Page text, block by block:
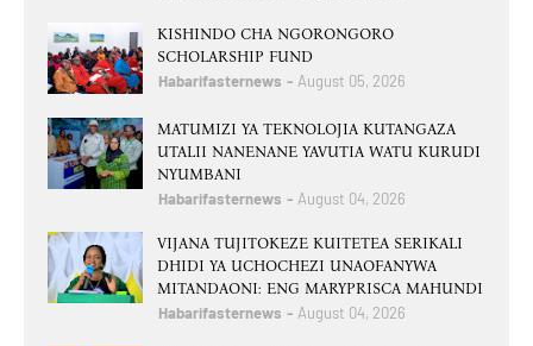
KISHINDO CHA NGORONGORO
SCHOLARSHIP FUND
Habarifasternews August 05, 2026
MATUMIZI YA TEKNOLOJIA KUTANGAZA
UTALII NANENANE YAVUTIA WATU KURUDI
NYUMBANI
Habarifasternews August 04, 2026
VIJANA TUJITOKEZE KUITETEA SERIKALI
DHIDI YA UCHOCHEZI UNAOFANYWA
MITANDAONI: ENG MARYPRISCA MAHUNDI
Habarifasternews August 04, 2026